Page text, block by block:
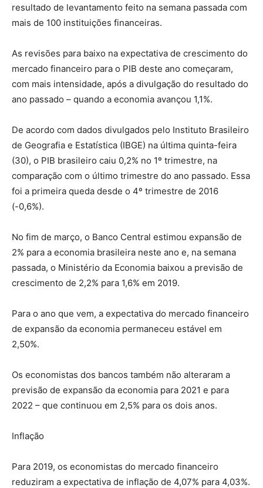
resultado de levantamento feito na semana passada com
mais de 100 instituições financeiras.
As revisões para baixo na expectativa de crescimento do
mercado financeiro para o PIB deste ano começaram,
com mais intensidade, após a divulgação do resultado do
ano passado – quando a economia avançou 1,1%.
De acordo com dados divulgados pelo Instituto Brasileiro
de Geografia e Estatística (IBGE) na última quinta-feira
(30), o PIB brasileiro caiu 0,2% no 1º trimestre, na
comparação com o último trimestre do ano passado. Essa
foi a primeira queda desde o 4º trimestre de 2016
(-0,6%).
No fim de março, o Banco Central estimou expansão de
2% para a economia brasileira neste ano e, na semana
passada, o Ministério da Economia baixou a previsão de
crescimento de 2,2% para 1,6% em 2019.
Para o ano que vem, a expectativa do mercado financeiro
de expansão da economia permaneceu estável em
2,50%.
Os economistas dos bancos também não alteraram a
previsão de expansão da economia para 2021 e para
2022 – que continuou em 2,5% para os dois anos.
Inflação
Para 2019, os economistas do mercado financeiro
reduziram a expectativa de inflação de 4,07% para 4,03%.